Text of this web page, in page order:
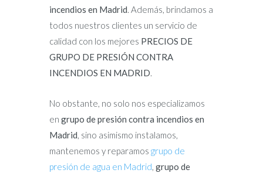
incendios en Madrid. Además, brindamos a
todos nuestros clientes un servicio de
calidad con los mejores PRECIOS DE
GRUPO DE PRESIÓN CONTRA
INCENDIOS EN MADRID.
No obstante, no solo nos especializamos
en grupo de presión contra incendios en
Madrid, sino asimismo instalamos,
mantenemos y reparamos grupo de
presión de agua en Madrid, grupo de